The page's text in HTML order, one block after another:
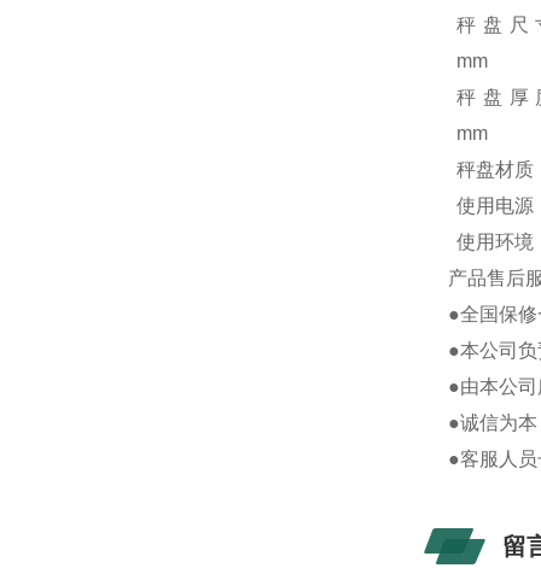
秤盘尺
mm
秤盘厚
mm
秤盘材质
使用电源
使用环境
产品售后
●全国保
●本公司
●由本公
●诚信为
●客服人
留